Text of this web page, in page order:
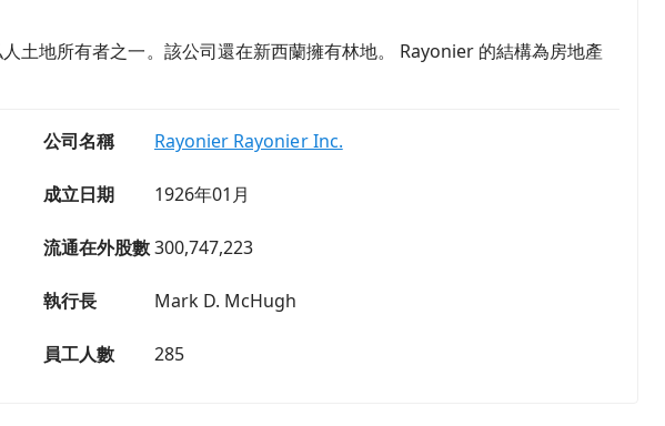
土地所有者之一。該公司還在新西蘭擁有林地。 Rayonier 的結構為房地產
公司名稱 Rayonier Rayonier Inc.
成立日期 1926年01月
流通在外股數300,747,223
執行長 Mark D. McHugh
員工人數 285